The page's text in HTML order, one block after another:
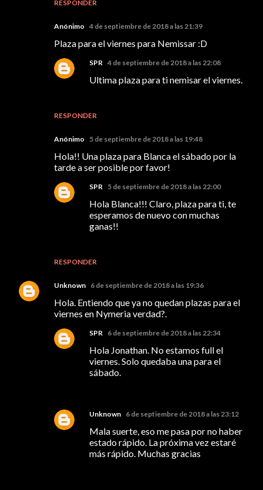
RESPONDER
Anónimo 4 de septiembre de 2018 a las 21:39
Plaza para el viernes para Nemissar :D
RESPONDER
SPR 4 de septiembre de 2018 a las 22:08
Ultima plaza para ti nemisar el viernes.
Anónimo 5 de septiembre de 2018 a las 19:48
Hola!! Una plaza para Blanca el sábado por la
tarde a ser posible por favor!
RESPONDER
SPR 5 de septiembre de 2018 a las 22:00
Hola Blanca!!! Claro, plaza para ti, te
esperamos de nuevo con muchas
ganas!!
Unknown 6 de septiembre de 2018 a las 19:36
Hola. Entiendo que ya no quedan plazas para el
viernes en Nymeria verdad?.
SPR 6 de septiembre de 2018 a las 22:34
Hola Jonathan. No estamos full el
viernes. Solo quedaba una para el
sábado.
Unknown 6 de septiembre de 2018 a las 23:12
Mala suerte, eso me pasa por no haber
estado rápido. La próxima vez estaré
más rápido. Muchas gracias